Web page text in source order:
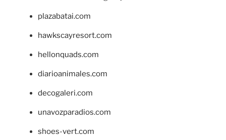
plazabatai.com
hawkscayresort.com
hellonquads.com
diarioanimales.com
decogaleri.com
unavozparadios.com
shoes-vert.com